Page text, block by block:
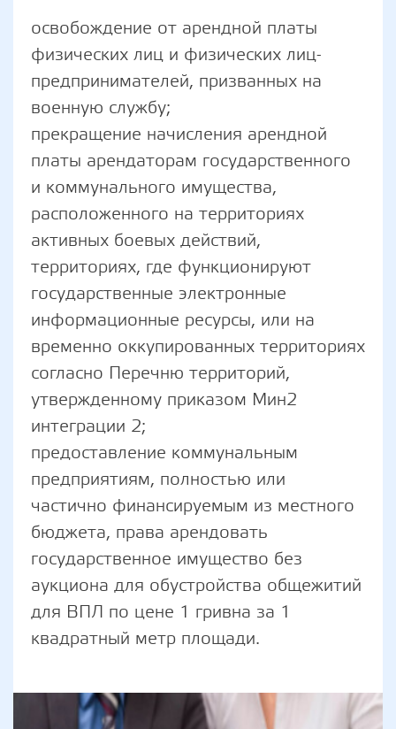
освобождение от арендной платы
физических лиц и физических лиц-
предпринимателей, призванных на
военную службу;
прекращение начисления арендной
платы арендаторам государственного
и коммунального имущества,
расположенного на территориях
активных боевых действий,
территориях, где функционируют
государственные электронные
информационные ресурсы, или на
временно оккупированных территориях
согласно Перечню территорий,
утвержденному приказом Мин2
интеграции 2;
предоставление коммунальным
предприятиям, полностью или
частично финансируемым из местного
бюджета, права арендовать
государственное имущество без
аукциона для обустройства общежитий
для ВПЛ по цене 1 гривна за 1
квадратный метр площади.